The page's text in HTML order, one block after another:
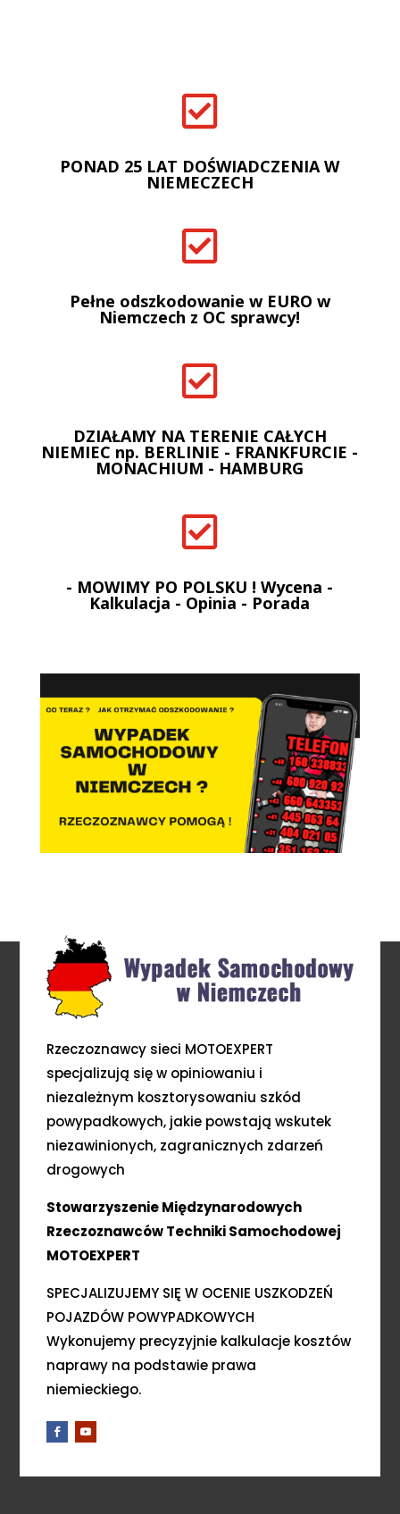

PONAD 25 LAT DOŚWIADCZENIA W
NIEMECZECH

Pełne odszkodowanie w EURO w
Niemczech z OC sprawcy!

DZIAŁAMY NA TERENIE CAŁYCH
NIEMIEC np. BERLINIE - FRANKFURCIE -
MONACHIUM - HAMBURG

- MOWIMY PO POLSKU ! Wycena -
Kalkulacja - Opinia - Porada
Rzeczoznawcy sieci MOTOEXPERT
specjalizują się w opiniowaniu i
niezależnym kosztorysowaniu szkód
powypadkowych, jakie powstają wskutek
niezawinionych, zagranicznych zdarzeń
drogowych
Stowarzyszenie Międzynarodowych
Rzeczoznawców Techniki Samochodowej
MOTOEXPERT
SPECJALIZUJEMY SIĘ W OCENIE USZKODZEŃ
POJAZDÓW POWYPADKOWYCH
Wykonujemy precyzyjnie kalkulacje kosztów
naprawy na podstawie prawa
niemieckiego.